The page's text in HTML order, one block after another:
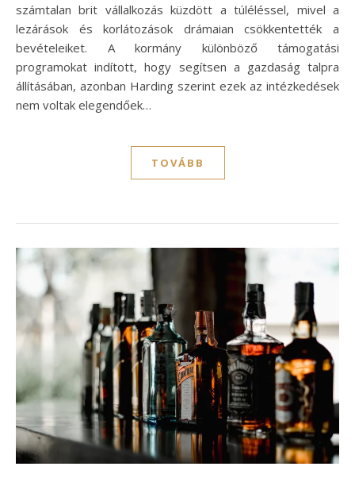
számtalan brit vállalkozás küzdött a túléléssel, mivel a
lezárások és korlátozások drámaian csökkentették a
bevételeiket. A kormány különböző támogatási
programokat indított, hogy segítsen a gazdaság talpra
állításában, azonban Harding szerint ezek az intézkedések
nem voltak elegendőek…
TOVÁBB